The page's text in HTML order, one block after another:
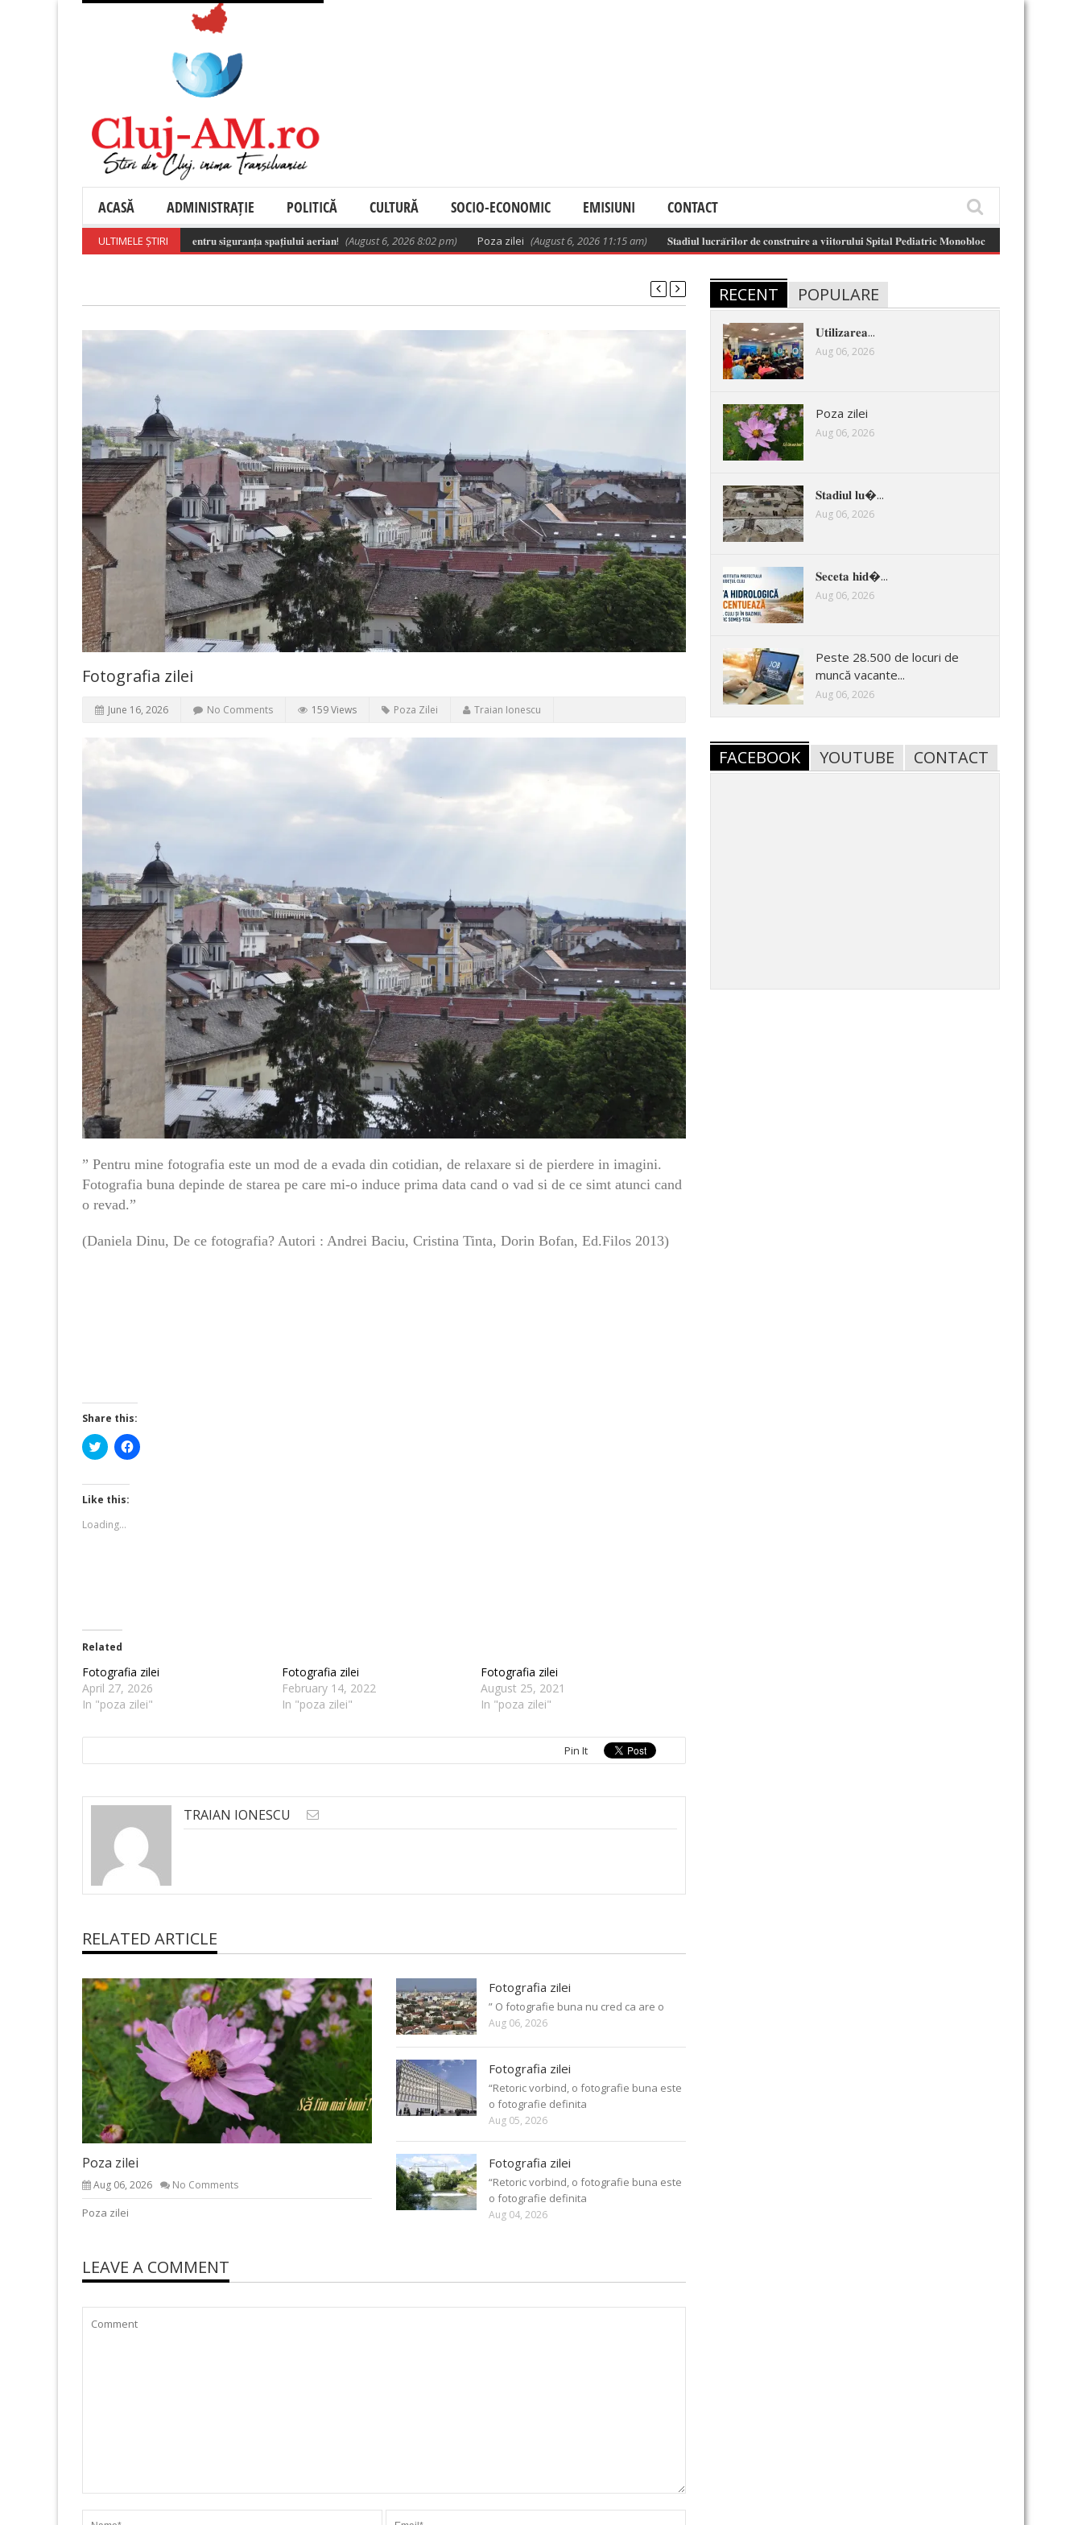
ACASĂ ADMINISTRAȚIE POLITICĂ CULTURĂ SOCIO-ECONOMIC EMISIUNI CONTACT
ULTIMELE ȘTIRI
𝐚 𝐝𝐫𝐨𝐧𝐞𝐥𝐨𝐫 𝐞𝐬𝐭𝐞 𝐞𝐬𝐞𝐧𝐭̦𝐢𝐚𝐥𝐚̆ 𝐩𝐞𝐧𝐭𝐫𝐮 𝐬𝐢𝐠𝐮𝐫𝐚𝐧𝐭̦𝐚 𝐬𝐩𝐚𝐭̦𝐢𝐮𝐥𝐮𝐢 𝐚𝐞𝐫𝐢𝐚𝐧! (August 6, 2026 8:02 pm) Poza zilei (August 6, 2026 11:15 am) 𝐒𝐭𝐚𝐝𝐢𝐮𝐥 𝐥𝐮𝐜𝐫𝐚̆𝐫𝐢𝐥𝐨𝐫 𝐝𝐞 𝐜𝐨𝐧𝐬𝐭𝐫𝐮𝐢𝐫𝐞 𝐚 𝐯𝐢𝐢𝐭𝐨𝐫𝐮𝐥𝐮𝐢 𝐒𝐩𝐢𝐭𝐚𝐥 𝐏𝐞𝐝𝐢𝐚𝐭𝐫𝐢𝐜 𝐌𝐨𝐧𝐨𝐛𝐥𝐨𝐜 . (August 6, 2026 11:13 am)
Fotografia zilei
June 16, 2026 No Comments 159 Views Poza Zilei Traian Ionescu
” Pentru mine fotografia este un mod de a evada din cotidian, de relaxare si de pierdere in imagini.
Fotografia buna depinde de starea pe care mi-o induce prima data cand o vad si de ce simt atunci cand
o revad.”
(Daniela Dinu, De ce fotografia? Autori : Andrei Baciu, Cristina Tinta, Dorin Bofan, Ed.Filos 2013)
Share this:
Click
to
Twitter
(Opens
in
new
window)
Click
to
Like this:
Loading...
Related
Fotografia zilei
April 27, 2026
In "poza zilei"
Fotografia zilei
February 14, 2022
In "poza zilei"
Fotografia zilei
August 25, 2021
In "poza zilei"
Pin It
TRAIAN IONESCU
RELATED ARTICLE
Poza zilei
Aug 06, 2026 No Comments
Poza zilei
Fotografia zilei
” O fotografie buna nu cred ca are o
Aug 06, 2026
Fotografia zilei
“Retoric vorbind, o fotografie buna este
o fotografie definita
Aug 05, 2026
Fotografia zilei
“Retoric vorbind, o fotografie buna este
o fotografie definita
Aug 04, 2026
LEAVE A COMMENT
RECENT POPULARE
𝐔𝐭𝐢𝐥𝐢𝐳𝐚𝐫𝐞𝐚...
Aug 06, 2026
Poza zilei
Aug 06, 2026
𝐒𝐭𝐚𝐝𝐢𝐮𝐥 𝐥𝐮�...
Aug 06, 2026
𝐒𝐞𝐜𝐞𝐭𝐚 𝐡𝐢𝐝�...
Aug 06, 2026
Peste 28.500 de locuri de
muncă vacante...
Aug 06, 2026
FACEBOOK YOUTUBE CONTACT